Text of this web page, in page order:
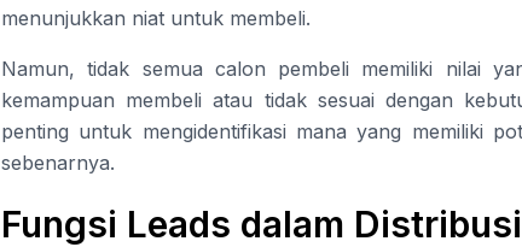
menunjukkan niat untuk membeli.
Namun, tidak semua calon pembeli memiliki nilai
kemampuan membeli atau tidak sesuai dengan
penting untuk mengidentifikasi mana yang memiliki
sebenarnya.
Fungsi Leads dalam Distribusi